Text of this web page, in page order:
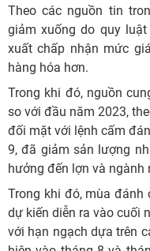
Theo các nguồn tin
giảm xuống do quy
xuất chấp nhận mức
hàng hóa hơn.
Trong khi đó, nguồn
so với đầu năm 2023,
đối mặt với lệnh cấm
9, đã giảm sản lượng
hưởng đến lợn và ngành
Trong khi đó, mùa đánh
dự kiến diễn ra vào cuối
với hạn ngạch dựa trên